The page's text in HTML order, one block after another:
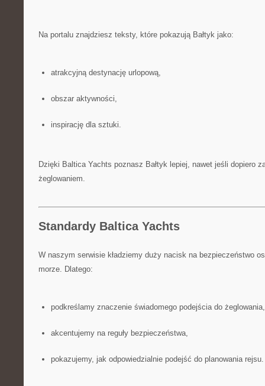
Na portalu znajdziesz teksty, które pokazują Bałtyk jako:
atrakcyjną destynację urlopową,
obszar aktywności,
inspirację dla sztuki.
Dzięki Baltica Yachts poznasz Bałtyk lepiej, nawet jeśli dopiero
żeglowaniem.
Standardy Baltica Yachts
W naszym serwisie kładziemy duży nacisk na bezpieczeństwo
morze. Dlatego:
podkreślamy znaczenie świadomego podejścia do żeglowania,
akcentujemy na reguły bezpieczeństwa,
pokazujemy, jak odpowiedzialnie podejść do planowania rejsu.